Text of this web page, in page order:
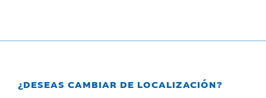
¿DESEAS CAMBIAR DE LOCALIZACIÓN?